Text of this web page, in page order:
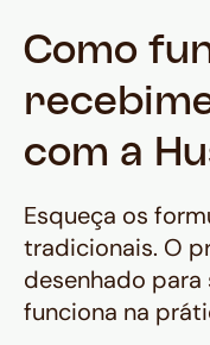
Como
com a
Esqueça os
tradicionais. O
desenhado
funciona na